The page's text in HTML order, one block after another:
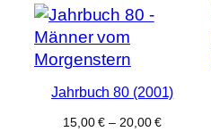
Jahrbuch 80 (2001)
15,00€ – 20,00€